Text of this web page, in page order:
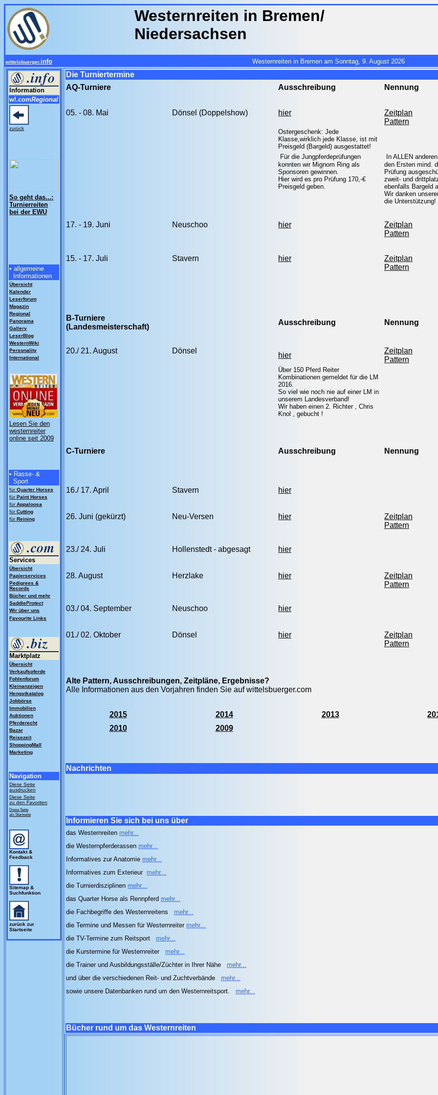
Westernreiten in Bremen/
Niedersachsen
wittelsbuerger. info Westernreiten in Bremen am Sonntag, 9. August 2026
Information
w!.comRegional
zurück
So geht das...:
Turnierreiten
bei der EWU
• allgemeine
Informationen
Übersicht
Kalender
Leserforum
Magazin
Regional
Panorama
Gallery
LeserBlog
WesternWiki
Personality
International
Lesen Sie den
westernreiter
online seit 2009
• Rasse- &
Sport
fürQuarter Horses
fürPaint Horses
fürAppaloosa
fürCutting
fürReining
Services
Übersicht
Papierservices
Pedigrees &
Records
Bücher und mehr
SaddleProtect
Wir über uns
Favourite Links
Marktplatz
Übersicht
Verkaufspferde
Fohlenforum
Kleinanzeigen
Hengstkatalog
Jobbörse
Immobilien
Auktionen
Pferderecht
Bazar
Reisezeit
ShoppingMall
Marketing
Navigation
Diese Seite
ausdrucken
Diese Seite
zu den Favoriten
Diese Seite
als Startseite
Kontakt &
Feedback
Sitemap &
Suchfunktion
zurück zur
Startseite
Die Turniertermine
AQ-Turniere
Ausschreibung Nennung
05. - 08. Mai Dönsel (Doppelshow) hier
Zeitplan
Pattern
Ostergeschenk: Jede
Klasse,wirklich jede Klasse, ist mit
Preisgeld (Bargeld) ausgestattet!
Für die Jungpferdeprüfungen
konnten wir Mignom Ring als
Sponsoren gewinnen.
Hier wird es pro Prüfung 170,-€
Preisgeld geben.
In ALLEN
den Ersten mind.
Prüfung
zweit- und
ebenfalls Bargeld
Wir danken
die Unterstützung!
17. - 19. Juni Neuschoo hier
Zeitplan
Pattern
15. - 17. Juli Stavern hier
Zeitplan
Pattern
B-Turniere
(Landesmeisterschaft)
Ausschreibung Nennung
20./ 21. August Dönsel
hier
Zeitplan
Pattern
Über 150 Pferd Reiter
Kombinationen gemeldet für die LM
2016.
So viel wie noch nie auf einer LM in
unserem Landesverband!
Wir haben einen 2. Richter , Chris
Knol , gebucht !
C-Turniere Ausschreibung Nennung
16./ 17. April Stavern hier
26. Juni (gekürzt) Neu-Versen hier
Zeitplan
Pattern
23./ 24. Juli Hollenstedt - abgesagt hier
28. August Herzlake hier
Zeitplan
Pattern
03./ 04. September Neuschoo hier
01./ 02. Oktober Dönsel hier
Zeitplan
Pattern
Alte Pattern, Ausschreibungen, Zeitpläne, Ergebnisse?
Alle Informationen aus den Vorjahren finden Sie auf wittelsbuerger.com
2015 2014 2013
2010
2009
Nachrichten
Informieren Sie sich bei uns über
das Westernreiten mehr...
die Westernpferderassen mehr...
Informatives zur Anatomie mehr...
Informatives zum Exterieur mehr...
die Turnierdisziplinen mehr...
das Quarter Horse als Rennpferd mehr...
die Fachbegriffe des Westernreitens
mehr...
die Termine und Messen für Westernreiter mehr...
die TV-Termine zum Reitsport
mehr...
die Kurstermine für Westernreiter
mehr...
die Trainer und Ausbildungsställe/Züchter in Ihrer Nähe
mehr...
und über die verschiedenen Reit- und Zuchtverbände
mehr...
sowie unsere Datenbanken rund um den Westernreitsport.
mehr...
Bücher rund um das Westernreiten